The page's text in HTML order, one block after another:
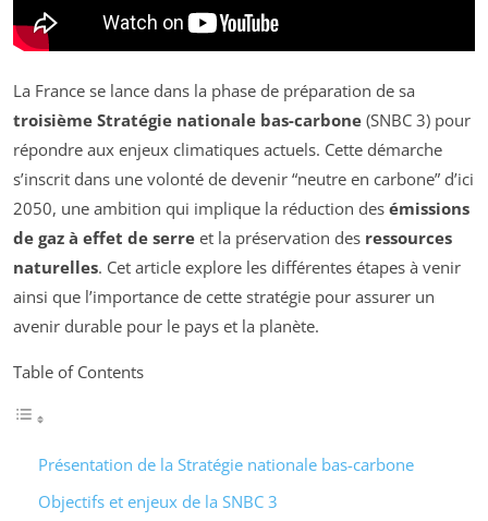
La France se lance dans la phase de préparation de sa
troisième Stratégie nationale bas-carbone (SNBC 3) pour
répondre aux enjeux climatiques actuels. Cette démarche
s’inscrit dans une volonté de devenir “neutre en carbone” d’ici
2050, une ambition qui implique la réduction des émissions
de gaz à effet de serre et la préservation des ressources
naturelles. Cet article explore les différentes étapes à venir
ainsi que l’importance de cette stratégie pour assurer un
avenir durable pour le pays et la planète.
Table of Contents
Présentation de la Stratégie nationale bas-carbone
Objectifs et enjeux de la SNBC 3